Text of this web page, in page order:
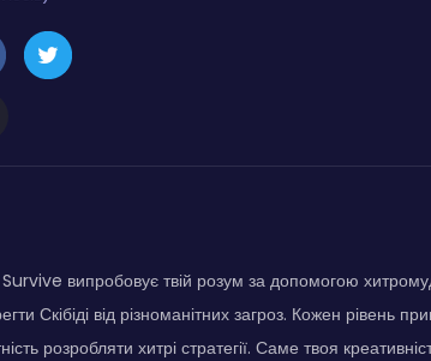
випробовує твій розум за допомогою
Скібіді від різноманітних загроз. Кожен рівень
розробляти хитрі стратегії. Саме твоя